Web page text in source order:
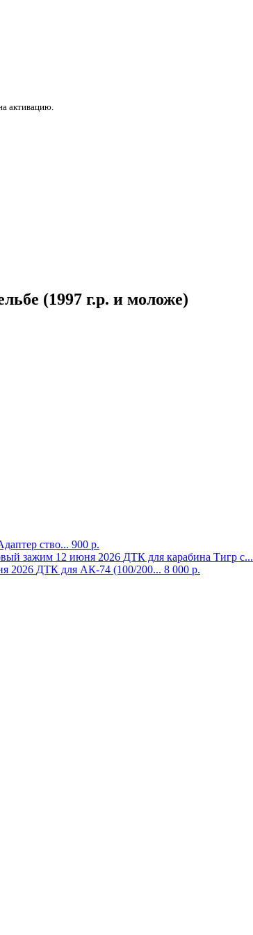
активацию.
(1997 г.р. и моложе)
ство... 900 р.
12 июня 2026 ДТК для карабина Тигр с...
2026 ДТК для АК-74 (100/200... 8 000 р.